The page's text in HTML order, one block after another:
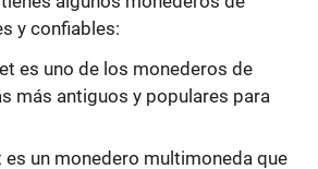
y confiables:
es uno de los monederos de
más antiguos y populares para
es un monedero multimoneda que